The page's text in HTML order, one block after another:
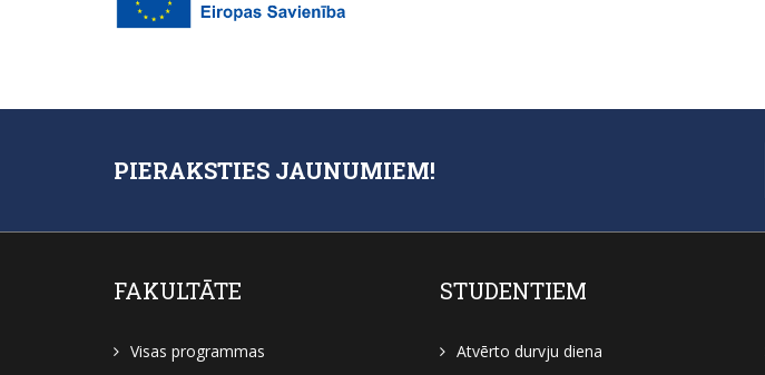
PIERAKSTIES JAUNUMIEM!
FAKULTĀTE
Visas programmas
STUDENTIEM
Atvērto durvju diena